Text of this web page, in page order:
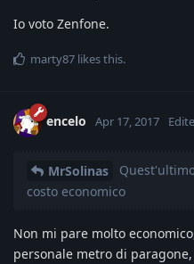
Io voto Zenfone.
marty87 likes this.
encelo Apr 17, 2017
MrSolinas
costo economico
Non mi pare molto
personale metro di